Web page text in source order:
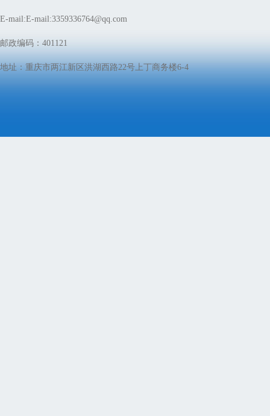
E-mail:E-mail:3359336764@qq.com
邮政编码：401121
地址：重庆市两江新区洪湖西路22号上丁商务楼6-4